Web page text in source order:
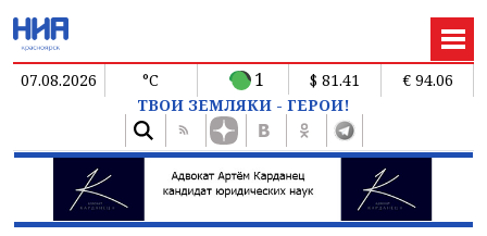
07.08.2026 °C 1 $ 81.41
€ 94.06
ТВОИ ЗЕМЛЯКИ - ГЕРОИ!